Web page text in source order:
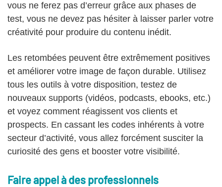
vous ne ferez pas d’erreur grâce aux phases de
test, vous ne devez pas hésiter à laisser parler votre
créativité pour produire du contenu inédit.
Les retombées peuvent être extrêmement positives
et améliorer votre image de façon durable. Utilisez
tous les outils à votre disposition, testez de
nouveaux supports (vidéos, podcasts, ebooks, etc.)
et voyez comment réagissent vos clients et
prospects. En cassant les codes inhérents à votre
secteur d’activité, vous allez forcément susciter la
curiosité des gens et booster votre visibilité.
Faire appel à des professionnels